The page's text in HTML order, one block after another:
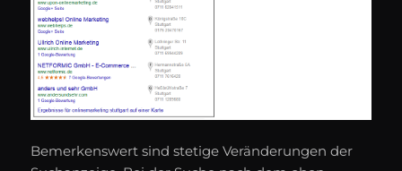
Bemerkenswert sind stetige Veränderungen der